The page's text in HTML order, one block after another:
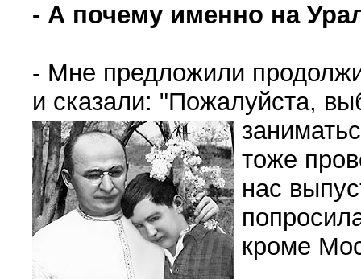
- А почему именно на
- Мне предложили
и сказали: "Пожалуйста,
тоже
нас
кроме